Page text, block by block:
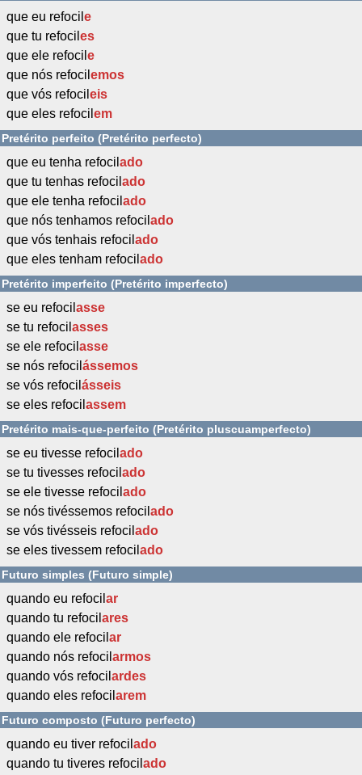
que eu refocil e
que tu refocil es
que ele refocil e
que nós refocil emos
que vós refocil eis
que eles refocil em
Pretérito perfeito (Pretérito perfecto)
que eu tenha refocil ado
que tu tenhas refocil ado
que ele tenha refocil ado
que nós tenhamos refocil ado
que vós tenhais refocil ado
que eles tenham refocil ado
Pretérito imperfeito (Pretérito imperfecto)
se eu refocil asse
se tu refocil asses
se ele refocil asse
se nós refocil ássemos
se vós refocil ásseis
se eles refocil assem
Pretérito mais-que-perfeito (Pretérito pluscuamperfecto)
se eu tivesse refocil ado
se tu tivesses refocil ado
se ele tivesse refocil ado
se nós tivéssemos refocil ado
se vós tivésseis refocil ado
se eles tivessem refocil ado
Futuro simples (Futuro simple)
quando eu refocil ar
quando tu refocil ares
quando ele refocil ar
quando nós refocil armos
quando vós refocil ardes
quando eles refocil arem
Futuro composto (Futuro perfecto)
quando eu tiver refocil ado
quando tu tiveres refocil ado